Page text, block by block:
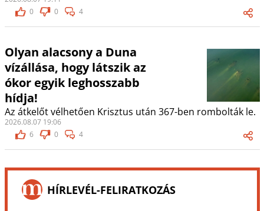
0
0 4
Olyan alacsony a Duna
vízállása, hogy látszik az
ókor egyik leghosszabb
hídja!
Az átkelőt vélhetően Krisztus után 367-ben rombolták le.
2026.08.07 19:06
6
0 4
HÍRLEVÉL-FELIRATKOZÁS